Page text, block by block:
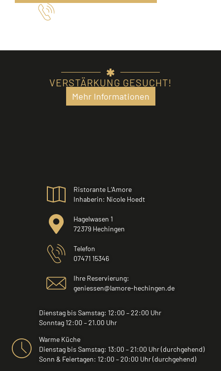
VERSTÄRKUNG GESUCHT!
Mehr Informationen
Ristorante L‘Amore
Inhaberin: Nicole Hoedt
Hagelwasen 1
72379 Hechingen
Telefon
07471 15346
Ihre Reservierung:
geniessen@lamore-hechingen.de
Dienstag bis Samstag: 12:00 – 22:00 Uhr
Sonntag 12:00 – 21.00 Uhr
Warme Küche
Dienstag bis Samstag: 13:00 – 21:00 Uhr (durchgehend)
Sonn & Feiertagen: 12:00 – 20:00 Uhr (durchgehend)